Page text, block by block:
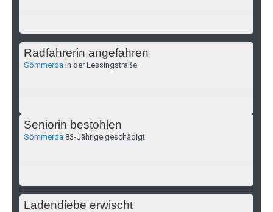
Radfahrerin angefahren
Sömmerda in der Lessingstraße
Seniorin bestohlen
Sömmerda 83-Jährige geschädigt
Ladendiebe erwischt